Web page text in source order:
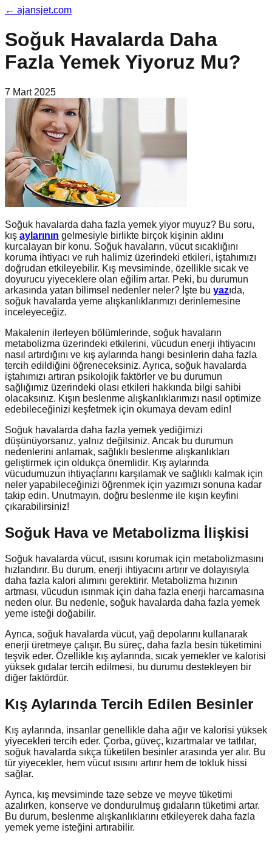
← ajansjet.com
Soğuk Havalarda Daha
Fazla Yemek Yiyoruz Mu?
7 Mart 2025
Soğuk havalarda daha fazla yemek yiyor muyuz? Bu soru,
kış aylarının gelmesiyle birlikte birçok kişinin aklını
kurcalayan bir konu. Soğuk havaların, vücut sıcaklığını
koruma ihtiyacı ve ruh halimiz üzerindeki etkileri, iştahımızı
doğrudan etkileyebilir. Kış mevsiminde, özellikle sıcak ve
doyurucu yiyeceklere olan eğilim artar. Peki, bu durumun
arkasında yatan bilimsel nedenler neler? İşte bu yazıda,
soğuk havalarda yeme alışkanlıklarımızı derinlemesine
inceleyeceğiz.
Makalenin ilerleyen bölümlerinde, soğuk havaların
metabolizma üzerindeki etkilerini, vücudun enerji ihtiyacını
nasıl artırdığını ve kış aylarında hangi besinlerin daha fazla
tercih edildiğini öğreneceksiniz. Ayrıca, soğuk havalarda
iştahımızı artıran psikolojik faktörler ve bu durumun
sağlığımız üzerindeki olası etkileri hakkında bilgi sahibi
olacaksınız. Kışın beslenme alışkanlıklarımızı nasıl optimize
edebileceğinizi keşfetmek için okumaya devam edin!
Soğuk havalarda daha fazla yemek yediğimizi
düşünüyorsanız, yalnız değilsiniz. Ancak bu durumun
nedenlerini anlamak, sağlıklı beslenme alışkanlıkları
geliştirmek için oldukça önemlidir. Kış aylarında
vücudumuzun ihtiyaçlarını karşılamak ve sağlıklı kalmak için
neler yapabileceğinizi öğrenmek için yazımızı sonuna kadar
takip edin. Unutmayın, doğru beslenme ile kışın keyfini
çıkarabilirsiniz!
Soğuk Hava ve Metabolizma İlişkisi
Soğuk havalarda vücut, ısısını korumak için metabolizmasını
hızlandırır. Bu durum, enerji ihtiyacını artırır ve dolayısıyla
daha fazla kalori alımını gerektirir. Metabolizma hızının
artması, vücudun ısınmak için daha fazla enerji harcamasına
neden olur. Bu nedenle, soğuk havalarda daha fazla yemek
yeme isteği doğabilir.
Ayrıca, soğuk havalarda vücut, yağ depolarını kullanarak
enerji üretmeye çalışır. Bu süreç, daha fazla besin tüketimini
teşvik eder. Özellikle kış aylarında, sıcak yemekler ve kalorisi
yüksek gıdalar tercih edilmesi, bu durumu destekleyen bir
diğer faktördür.
Kış Aylarında Tercih Edilen Besinler
Kış aylarında, insanlar genellikle daha ağır ve kalorisi yüksek
yiyecekleri tercih eder. Çorba, güveç, kızartmalar ve tatlılar,
soğuk havalarda sıkça tüketilen besinler arasında yer alır. Bu
tür yiyecekler, hem vücut ısısını artırır hem de tokluk hissi
sağlar.
Ayrıca, kış mevsiminde taze sebze ve meyve tüketimi
azalırken, konserve ve dondurulmuş gıdaların tüketimi artar.
Bu durum, beslenme alışkanlıklarını etkileyerek daha fazla
yemek yeme isteğini artırabilir.